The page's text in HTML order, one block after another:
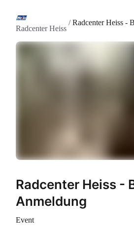
Radcenter Heiss
/Radcenter Heiss -
Radcenter Heiss -
Anmeldung
Event